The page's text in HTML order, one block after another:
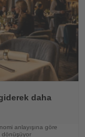
daha
anlayışına göre
dönüşüyor